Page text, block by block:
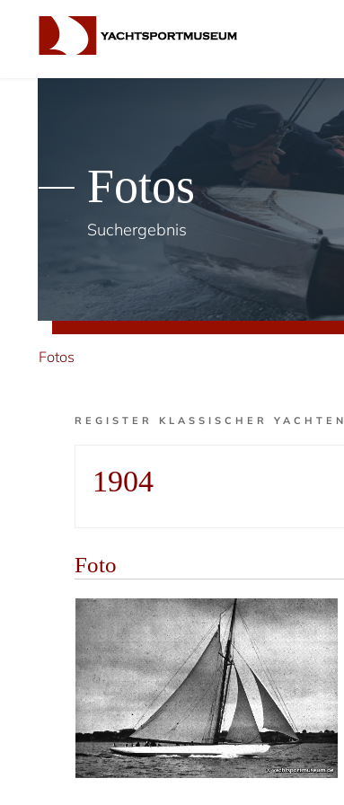
Fotos
Suchergebnis
Fotos
REGISTER KLASSISCHER YACHTEN
1904
Foto